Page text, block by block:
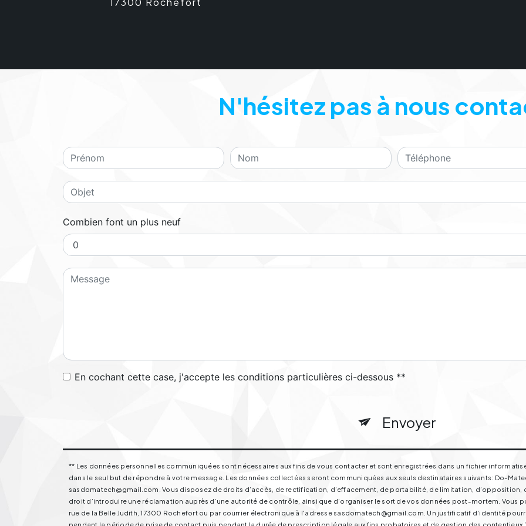
N'hésitez pas à nous
Combien font un plus neuf
En cochant cette case, j'accepte les conditions particulières ci-dessous **
Envoyer
** Les données personnelles communiquées sont nécessaires aux fins de vous contacter et sont enregistrées dans un fichier
dans le seul but de répondre à votre message. Les données collectées seront communiquées aux seuls destinataires suivants: Do-
sasdomatech@gmail.com. Vous disposez de droits d’accès, de rectification, d’effacement, de portabilité, de limitation,
droit d’introduire une réclamation auprès d’une autorité de contrôle, ainsi que d’organiser le sort de vos données post-mortem. Vous
rue de la Belle Judith, 17300 Rochefort ou par courrier électronique à l'adresse sasdomatech@gmail.com. Un justificatif d'identité
pendant la période de prise de contact puis pendant la durée de prescription légale aux fins probatoires et de gestion des